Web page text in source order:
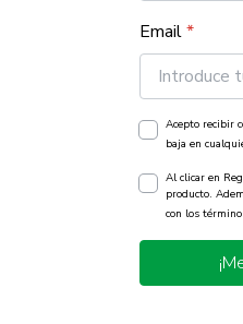
Email*
Acepto recibir
baja en
Al clicar en
producto.
con los